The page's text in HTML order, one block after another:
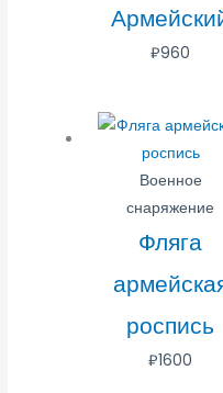
₽960
Военное
снаряжение
Фляга
роспись
₽1600